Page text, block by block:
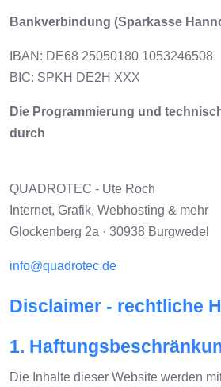
Bankverbindung (Sparkasse
IBAN: DE68 25050180 1053246508
BIC: SPKH DE2H XXX
Die Programmierung und
durch
QUADROTEC - Ute Roch
Internet, Grafik, Webhosting & mehr
Glockenberg 2a · 30938 Burgwedel
info@quadrotec.de
Disclaimer - rechtliche
1.
Die Inhalte dieser Website werden